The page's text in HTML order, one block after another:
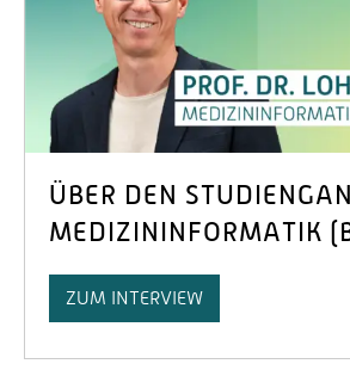
ÜBER DEN
MEDIZININFORMATIK
ZUM INTERVIEW